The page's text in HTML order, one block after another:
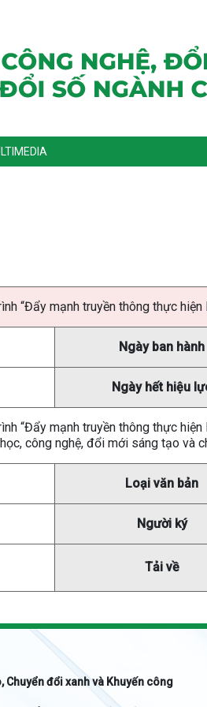
“Đẩy mạnh truyền thông thực
Ngày ban hành
Ngày hết hiệu
“Đẩy mạnh truyền thông thực
công nghệ, đổi mới sáng tạo và
Loại văn bản
Người ký
Tải về
Chuyển đổi xanh và Khuyến công